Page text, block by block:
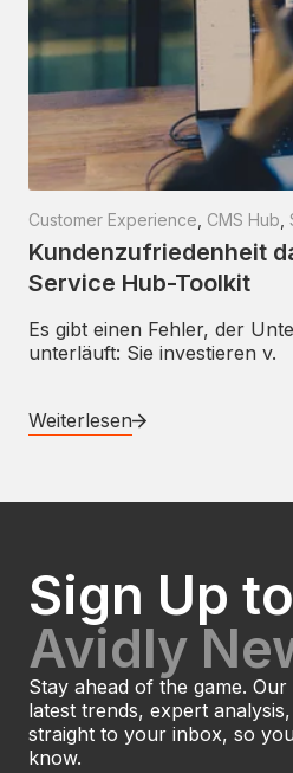
Customer Experience CMS Hub
Kundenzufriedenheit
Service Hub-Toolkit
Es gibt einen Fehler, der
unterläuft: Sie investieren v.
Weiterlesen
Sign Up to
Avidly
Stay ahead of the game.
latest trends, expert
straight to your inbox, so
know.